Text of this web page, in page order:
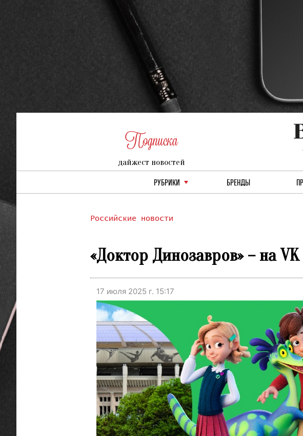
Подписка
дайжест новостей
РУБРИКИ БРЕНДЫ
Российские новости
«Доктор Динозавров» – на
17 июля 2025 г. 15:17